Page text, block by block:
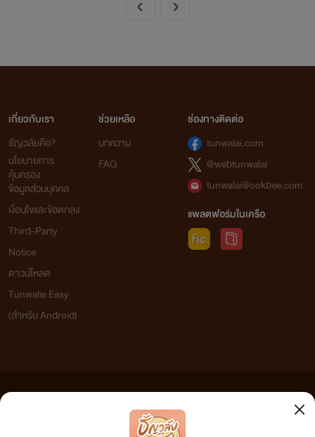
เกี่ยวกับเรา
ธัญวลัยคือ?
นโยบายการ
คุ้มครอง
ข้อมูลส่วนบุคคล
เงื่อนไขและข้อตกลง
Third-Party
Notice
ดาวน์โหลด
Tunwalai Easy
(สำหรับ Android)
ช่วยเหลือ
บทความ
FAQ
ช่องทางติดต่อ
tunwalai.com
@webtunwalai
tunwalai@ookbee.com
แพลตฟอร์มในเครือ
เว็บไซต์แห่งนี้ไม่ได้เห็นด้วยและไม่ขอรับผิดชอบต่อข้อความใดๆ ทั้งสิ้น ดังนั้นผู้อ่านทุกท่านโปรดใช้
วิจารณญาณในการกลั่นกรองด้วยตนเอง และหากท่านพบข้อความใดๆ ที่ขัดต่อกฎหมายและศีลธรรม